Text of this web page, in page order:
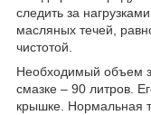
следить за
масляных течей,
чистотой.
Необходимый объем
смазке – 90 литров.
крышке. Нормальная